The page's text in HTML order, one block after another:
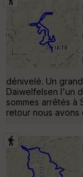
dénivelé. Un
Daiwelfelsen l'un
sommes arrêtés à
retour nous avons